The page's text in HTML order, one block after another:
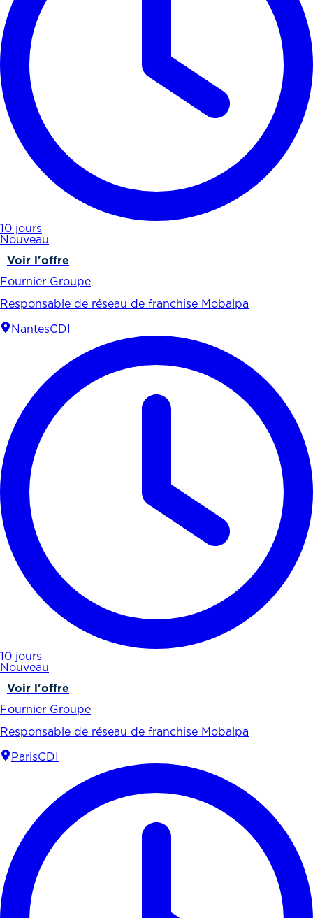
10 jours
Nouveau
Voir l'offre
Fournier Groupe
Responsable de réseau de franchise Mobalpa
NantesCDI
10 jours
Nouveau
Voir l'offre
Fournier Groupe
Responsable de réseau de franchise Mobalpa
ParisCDI